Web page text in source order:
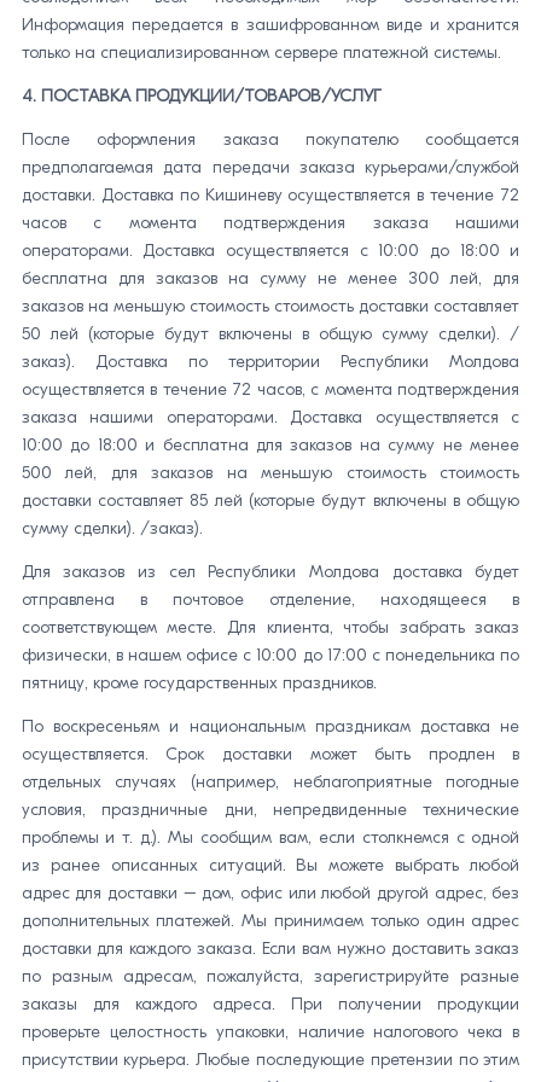
Информация передается в зашифрованном виде и хранится
только на специализированном сервере платежной системы.
4. ПОСТАВКА ПРОДУКЦИИ/ТОВАРОВ/УСЛУГ
После оформления заказа покупателю сообщается
предполагаемая дата передачи заказа курьерами/службой
доставки. Доставка по Кишиневу осуществляется в течение 72
часов с момента подтверждения заказа нашими
операторами. Доставка осуществляется с 10:00 до 18:00 и
бесплатна для заказов на сумму не менее 300 лей, для
заказов на меньшую стоимость стоимость доставки составляет
50 лей (которые будут включены в общую сумму сделки). /
заказ). Доставка по территории Республики Молдова
осуществляется в течение 72 часов, с момента подтверждения
заказа нашими операторами. Доставка осуществляется с
10:00 до 18:00 и бесплатна для заказов на сумму не менее
500 лей, для заказов на меньшую стоимость стоимость
доставки составляет 85 лей (которые будут включены в общую
сумму сделки). /заказ).
Для заказов из сел Республики Молдова доставка будет
отправлена в почтовое отделение, находящееся в
соответствующем месте. Для клиента, чтобы забрать заказ
физически, в нашем офисе с 10:00 до 17:00 с понедельника по
пятницу, кроме государственных праздников.
По воскресеньям и национальным праздникам доставка не
осуществляется. Срок доставки может быть продлен в
отдельных случаях (например, неблагоприятные погодные
условия, праздничные дни, непредвиденные технические
проблемы и т. д.). Мы сообщим вам, если столкнемся с одной
из ранее описанных ситуаций. Вы можете выбрать любой
адрес для доставки – дом, офис или любой другой адрес, без
дополнительных платежей. Мы принимаем только один адрес
доставки для каждого заказа. Если вам нужно доставить заказ
по разным адресам, пожалуйста, зарегистрируйте разные
заказы для каждого адреса. При получении продукции
проверьте целостность упаковки, наличие налогового чека в
присутствии курьера. Любые последующие претензии по этим